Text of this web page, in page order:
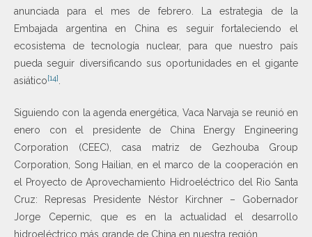
anunciada para el mes de febrero. La estrategia de la
Embajada argentina en China es seguir fortaleciendo el
ecosistema de tecnología nuclear, para que nuestro país
pueda seguir diversificando sus oportunidades en el gigante
asiático[14]
Siguiendo con la agenda energética, Vaca Narvaja se reunió en
enero con el presidente de China Energy Engineering
Corporation (CEEC), casa matriz de Gezhouba Group
Corporation, Song Hailian, en el marco de la cooperación en
el Proyecto de Aprovechamiento Hidroeléctrico del Rio Santa
Cruz: Represas Presidente Néstor Kirchner – Gobernador
Jorge Cepernic, que es en la actualidad el desarrollo
hidroeléctrico más grande de China en nuestra región.